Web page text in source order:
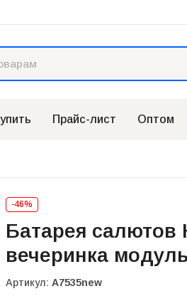
Прайс-лист Оптом
-46%
Батарея салютов
вечеринка модуль
Артикул: А7535new